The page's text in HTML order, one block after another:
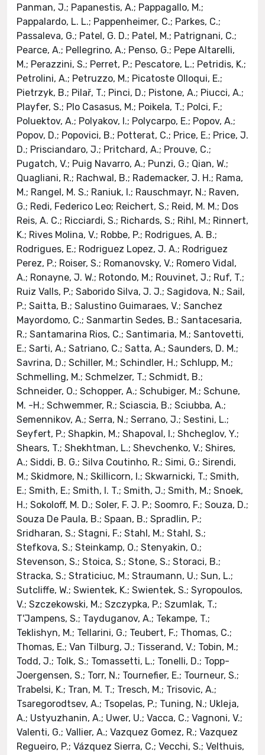
Panman, J.; Papanestis, A.; Pappagallo, M.;
Pappalardo, L. L.; Pappenheimer, C.; Parkes, C.;
Passaleva, G.; Patel, G. D.; Patel, M.; Patrignani, C.;
Pearce, A.; Pellegrino, A.; Penso, G.; Pepe Altarelli,
M.; Perazzini, S.; Perret, P.; Pescatore, L.; Petridis, K.;
Petrolini, A.; Petruzzo, M.; Picatoste Olloqui, E.;
Pietrzyk, B.; Pilař, T.; Pinci, D.; Pistone, A.; Piucci, A.;
Playfer, S.; Plo Casasus, M.; Poikela, T.; Polci, F.;
Poluektov, A.; Polyakov, I.; Polycarpo, E.; Popov, A.;
Popov, D.; Popovici, B.; Potterat, C.; Price, E.; Price, J.
D.; Prisciandaro, J.; Pritchard, A.; Prouve, C.;
Pugatch, V.; Puig Navarro, A.; Punzi, G.; Qian, W.;
Quagliani, R.; Rachwal, B.; Rademacker, J. H.; Rama,
M.; Rangel, M. S.; Raniuk, I.; Rauschmayr, N.; Raven,
G.; Redi, Federico Leo; Reichert, S.; Reid, M. M.; Dos
Reis, A. C.; Ricciardi, S.; Richards, S.; Rihl, M.; Rinnert,
K.; Rives Molina, V.; Robbe, P.; Rodrigues, A. B.;
Rodrigues, E.; Rodriguez Lopez, J. A.; Rodriguez
Perez, P.; Roiser, S.; Romanovsky, V.; Romero Vidal,
A.; Ronayne, J. W.; Rotondo, M.; Rouvinet, J.; Ruf, T.;
Ruiz Valls, P.; Saborido Silva, J. J.; Sagidova, N.; Sail,
P.; Saitta, B.; Salustino Guimaraes, V.; Sanchez
Mayordomo, C.; Sanmartin Sedes, B.; Santacesaria,
R.; Santamarina Rios, C.; Santimaria, M.; Santovetti,
E.; Sarti, A.; Satriano, C.; Satta, A.; Saunders, D. M.;
Savrina, D.; Schiller, M.; Schindler, H.; Schlupp, M.;
Schmelling, M.; Schmelzer, T.; Schmidt, B.;
Schneider, O.; Schopper, A.; Schubiger, M.; Schune,
M. -H.; Schwemmer, R.; Sciascia, B.; Sciubba, A.;
Semennikov, A.; Serra, N.; Serrano, J.; Sestini, L.;
Seyfert, P.; Shapkin, M.; Shapoval, I.; Shcheglov, Y.;
Shears, T.; Shekhtman, L.; Shevchenko, V.; Shires,
A.; Siddi, B. G.; Silva Coutinho, R.; Simi, G.; Sirendi,
M.; Skidmore, N.; Skillicorn, I.; Skwarnicki, T.; Smith,
E.; Smith, E.; Smith, I. T.; Smith, J.; Smith, M.; Snoek,
H.; Sokoloff, M. D.; Soler, F. J. P.; Soomro, F.; Souza, D.;
Souza De Paula, B.; Spaan, B.; Spradlin, P.;
Sridharan, S.; Stagni, F.; Stahl, M.; Stahl, S.;
Stefkova, S.; Steinkamp, O.; Stenyakin, O.;
Stevenson, S.; Stoica, S.; Stone, S.; Storaci, B.;
Stracka, S.; Straticiuc, M.; Straumann, U.; Sun, L.;
Sutcliffe, W.; Swientek, K.; Swientek, S.; Syropoulos,
V.; Szczekowski, M.; Szczypka, P.; Szumlak, T.;
T'Jampens, S.; Tayduganov, A.; Tekampe, T.;
Teklishyn, M.; Tellarini, G.; Teubert, F.; Thomas, C.;
Thomas, E.; Van Tilburg, J.; Tisserand, V.; Tobin, M.;
Todd, J.; Tolk, S.; Tomassetti, L.; Tonelli, D.; Topp-
Joergensen, S.; Torr, N.; Tournefier, E.; Tourneur, S.;
Trabelsi, K.; Tran, M. T.; Tresch, M.; Trisovic, A.;
Tsaregorodtsev, A.; Tsopelas, P.; Tuning, N.; Ukleja,
A.; Ustyuzhanin, A.; Uwer, U.; Vacca, C.; Vagnoni, V.;
Valenti, G.; Vallier, A.; Vazquez Gomez, R.; Vazquez
Regueiro, P.; Vázquez Sierra, C.; Vecchi, S.; Velthuis,